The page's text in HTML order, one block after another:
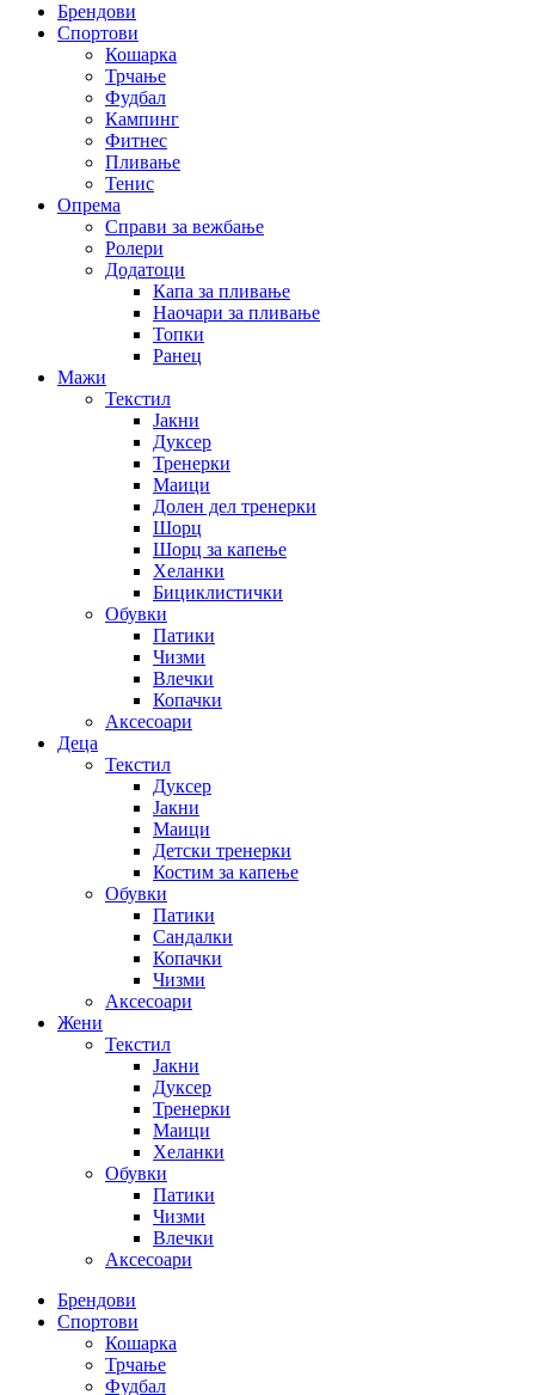
Брендови
Спортови
Кошарка
Трчање
Фудбал
Кампинг
Фитнес
Пливање
Тенис
Опрема
Справи за вежбање
Ролери
Додатоци
Капа за пливање
Наочари за пливање
Топки
Ранец
Мажи
Текстил
Јакни
Дуксер
Тренерки
Маици
Долен дел тренерки
Шорц
Шорц за капење
Хеланки
Бициклистички
Обувки
Патики
Чизми
Влечки
Копачки
Аксесоари
Деца
Текстил
Дуксер
Јакни
Маици
Детски тренерки
Костим за капење
Обувки
Патики
Сандалки
Копачки
Чизми
Аксесоари
Жени
Текстил
Јакни
Дуксер
Тренерки
Маици
Хеланки
Обувки
Патики
Чизми
Влечки
Аксесоари
Брендови
Спортови
Кошарка
Трчање
Фудбал